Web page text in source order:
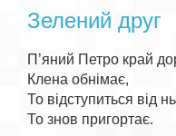
Зелений друг
П’яний Петро край
Клена обнімає,
То відступиться від
То знов пригортає.